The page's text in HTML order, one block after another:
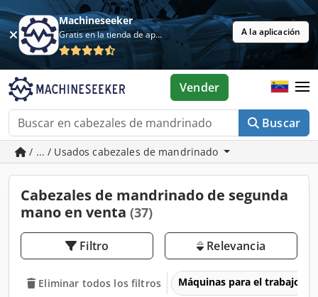
Machineseeker
Gratis en la tienda de aplicaciones A la aplicación
Buscar
Vender
/ ... / Usados cabezales de mandrinado
Cabezales de mandrinado de segunda
mano en venta (37)
Filtro Relevancia
Eliminar todos los filtros Máquinas para el trabajo